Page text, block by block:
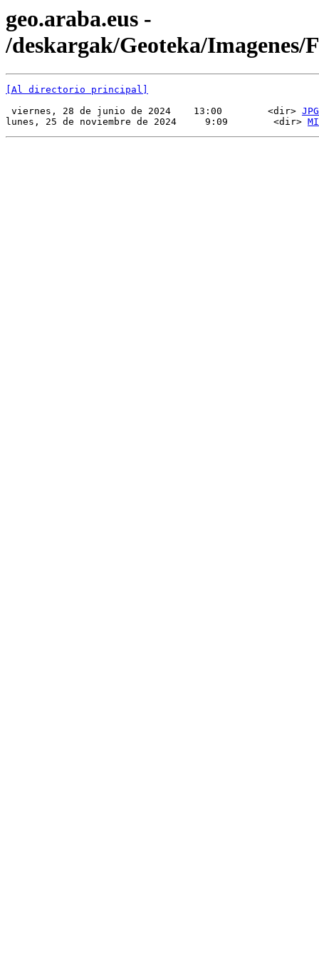
geo.araba.eus -
/deskargak/Geoteka/Imagenes/
[Al directorio principal]
viernes, 28 de junio de 2024    13:00        <dir> JPG
lunes, 25 de noviembre de 2024     9:09        <dir>